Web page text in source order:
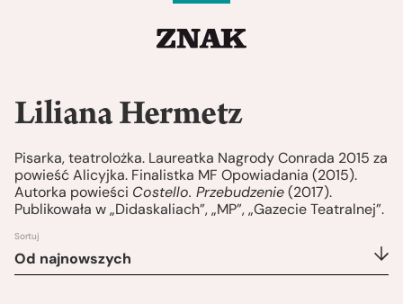
Liliana Hermetz
Pisarka, teatrolożka. Laureatka Nagrody Conrada 2015 za
powieść Alicyjka. Finalistka MF Opowiadania (2015).
Autorka powieści Costello. Przebudzenie(2017).
Publikowała w „Didaskaliach”, „MP”, „Gazecie Teatralnej”.
Sortuj
Od najnowszych